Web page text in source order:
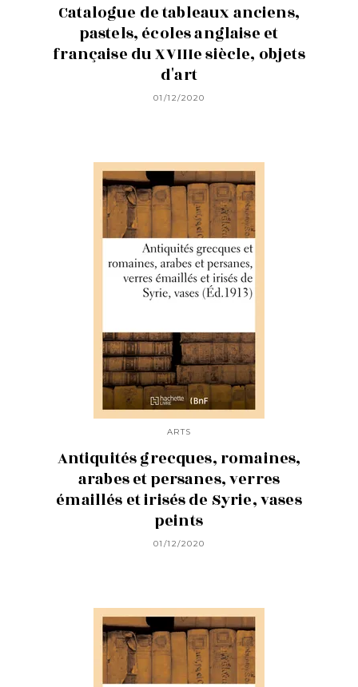
Catalogue de tableaux anciens,
pastels, écoles anglaise et
française du XVIIIe siècle, objets
d'art
01/12/2020
ARTS
Antiquités grecques, romaines,
arabes et persanes, verres
émaillés et irisés de Syrie, vases
peints
01/12/2020